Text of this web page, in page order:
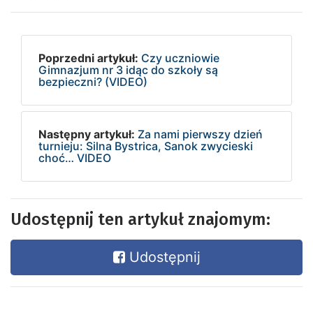
Poprzedni artykuł: Czy uczniowie
Gimnazjum nr 3 idąc do szkoły są
bezpieczni? (VIDEO)
Następny artykuł: Za nami pierwszy dzień
turnieju: Silna Bystrica, Sanok zwycieski
choć… VIDEO
Udostępnij ten artykuł znajomym:
Udostępnij